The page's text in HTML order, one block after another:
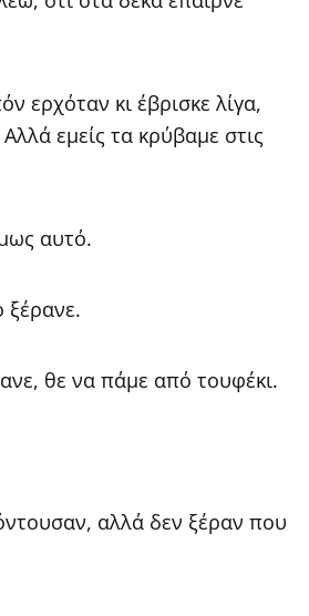
ερχόταν κι έβρισκε λίγα,
εμείς τα κρύβαμε στις
αυτό.
ξέρανε.
θε να πάμε από τουφέκι.
αλλά δεν ξέραν που